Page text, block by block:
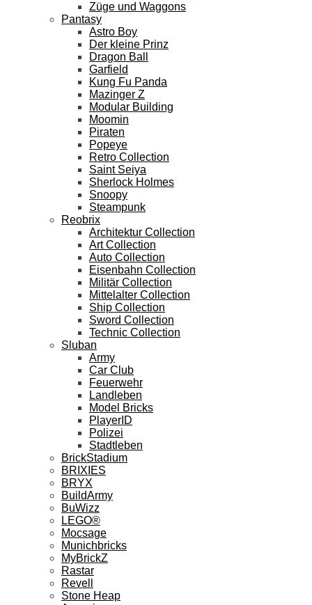
Züge und Waggons
Pantasy
Astro Boy
Der kleine Prinz
Dragon Ball
Garfield
Kung Fu Panda
Mazinger Z
Modular Building
Moomin
Piraten
Popeye
Retro Collection
Saint Seiya
Sherlock Holmes
Snoopy
Steampunk
Reobrix
Architektur Collection
Art Collection
Auto Collection
Eisenbahn Collection
Militär Collection
Mittelalter Collection
Ship Collection
Sword Collection
Technic Collection
Sluban
Army
Car Club
Feuerwehr
Landleben
Model Bricks
PlayerID
Polizei
Stadtleben
BrickStadium
BRIXIES
BRYX
BuildArmy
BuWizz
LEGO®
Mocsage
Munichbricks
MyBrickZ
Rastar
Revell
Stone Heap